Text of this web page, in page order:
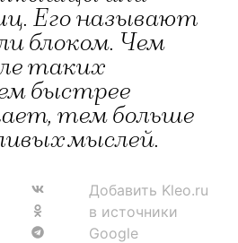
Его называют
блоком. Чем
таких
быстрее
тем больше
мыслей.
Добавить Kleo.ru
в источники
Google